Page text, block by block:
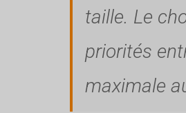
taille. Le
priorités
maximale